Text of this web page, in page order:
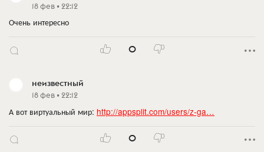
18 фев • 22:12
Очень интересно
0
неизвестный
18 фев • 22:12
А вот виртуальный мир: http://appsplit.com/users/z-ga…
0